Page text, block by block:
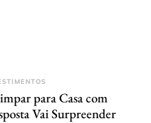
para Casa com
Vai Surpreender